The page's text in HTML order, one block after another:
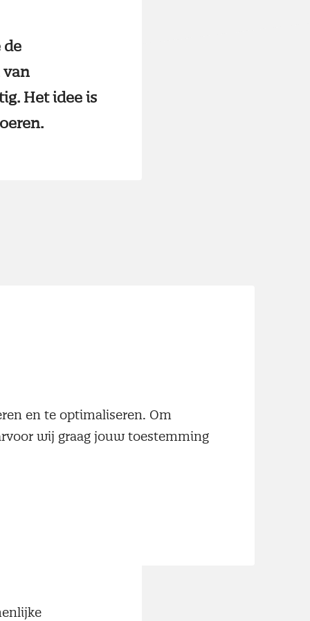
de
van
Het idee is
en te optimaliseren. Om
wij graag jouw toestemming